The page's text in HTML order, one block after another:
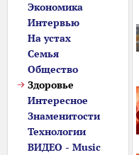
Экономика
Интервью
На устах
Семья
Общество
Здоровье
Интересное
Знаменитости
Технологии
ВИДЕО - Music